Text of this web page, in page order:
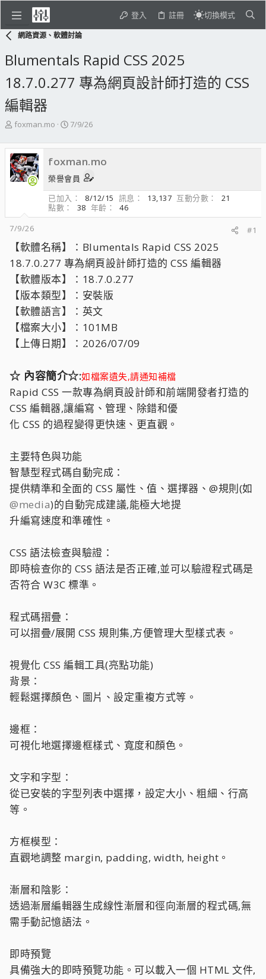
登入 註冊 切換模式
網路資源、軟體討論
Blumentals Rapid CSS 2025
18.7.0.277 專為網頁設計師打造的 CSS
編輯器
主
發
起
人
foxman.mo
開
日
期
7/9/26
foxman.mo
榮譽會員
已加入
8/12/15 訊息 13,137 互動分數
21
點數
38 年齡
46
7/9/26
#1
【軟體名稱】：Blumentals Rapid CSS 2025
18.7.0.277 專為網頁設計師打造的 CSS 編輯器
【軟體版本】：18.7.0.277
【版本類型】：安裝版
【軟體語言】：英文
【檔案大小】：101MB
【上傳日期】：2026/07/09
☆ 內容簡介☆:如檔案遺失,請通知補檔
Rapid CSS 一款專為網頁設計師和前端開發者打造的
CSS 編輯器,讓編寫、管理、除錯和優
化 CSS 的過程變得更快速、更直觀。
主要特色與功能
智慧型程式碼自動完成：
提供精準和全面的 CSS 屬性、值、選擇器、@規則(如
@media)的自動完成建議,能極大地提
升編寫速度和準確性。
CSS 語法檢查與驗證：
即時檢查你的 CSS 語法是否正確,並可以驗證程式碼是
否符合 W3C 標準。
程式碼摺疊：
可以摺疊/展開 CSS 規則集,方便管理大型樣式表。
視覺化 CSS 編輯工具(亮點功能)
背景：
輕鬆選擇顏色、圖片、設定重複方式等。
邊框：
可視化地選擇邊框樣式、寬度和顏色。
文字和字型：
從已安裝的字型列表中選擇，設定大小、粗細、行高
等。
方框模型：
直觀地調整 margin, padding, width, height。
漸層和陰影：
透過漸層編輯器生成線性漸層和徑向漸層的程式碼,無
需手動記憶語法。
即時預覽
具備強大的即時預覽功能。可以載入一個 HTML 文件,